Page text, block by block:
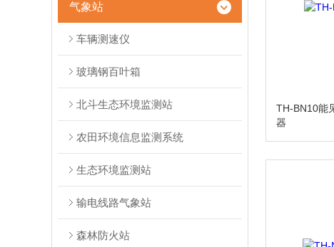
气象站
车辆测速仪
玻璃钢百叶箱
北斗生态环境监测站
农田环境信息监测系统
生态环境监测站
输电线路气象站
森林防火站
TH-BN10能
器